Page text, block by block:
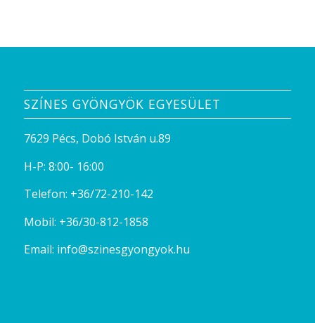
SZÍNES GYÖNGYÖK EGYESÜLET
7629 Pécs, Dobó István u.89
H-P: 8:00- 16:00
Telefon: +36/72-210-142
Mobil: +36/30-812-1858
Email: info@szinesgyongyok.hu